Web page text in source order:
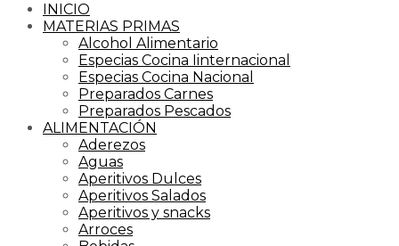
INICIO
MATERIAS PRIMAS
Alcohol Alimentario
Especias Cocina Iinternacional
Especias Cocina Nacional
Preparados Carnes
Preparados Pescados
ALIMENTACIÓN
Aderezos
Aguas
Aperitivos Dulces
Aperitivos Salados
Aperitivos y snacks
Arroces